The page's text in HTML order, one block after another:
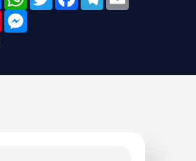
PinterestMessenger